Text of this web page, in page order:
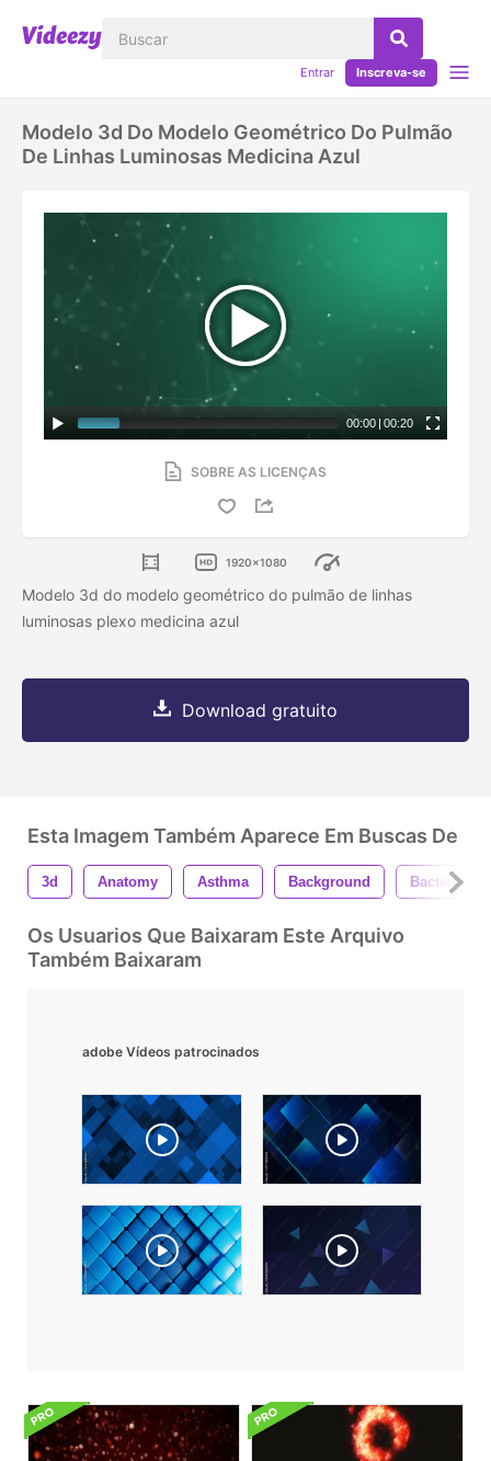
Entrar Inscreva-se
Modelo 3d Do Modelo Geométrico Do Pulmão
De Linhas Luminosas Medicina Azul
00:00 | 00:20
SOBRE AS LICENÇAS
1920x1080
Modelo 3d do modelo geométrico do pulmão de linhas
luminosas plexo medicina azul
Download gratuito
Esta Imagem Também Aparece Em Buscas De
3d Anatomy Asthma Background Bacteria
Os Usuarios Que Baixaram Este Arquivo
Também Baixaram
adobe Vídeos patrocinados